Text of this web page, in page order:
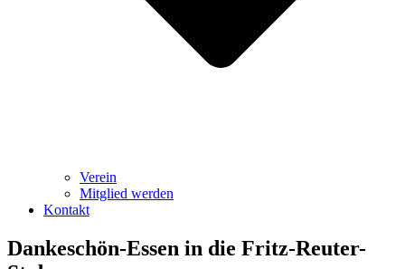
Verein
Mitglied werden
Kontakt
Dankeschön-Essen in die Fritz-Reuter-